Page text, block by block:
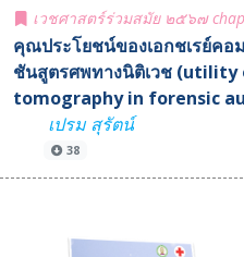
เวชศาสตร์ร่วมสมัย ๒๕๖๗
คุณประโยชน์ของเอกชเรย์คอ
ชันสูตรศพทางนิติเวช
tomography in forensic
เปรม สุรัตน์
38